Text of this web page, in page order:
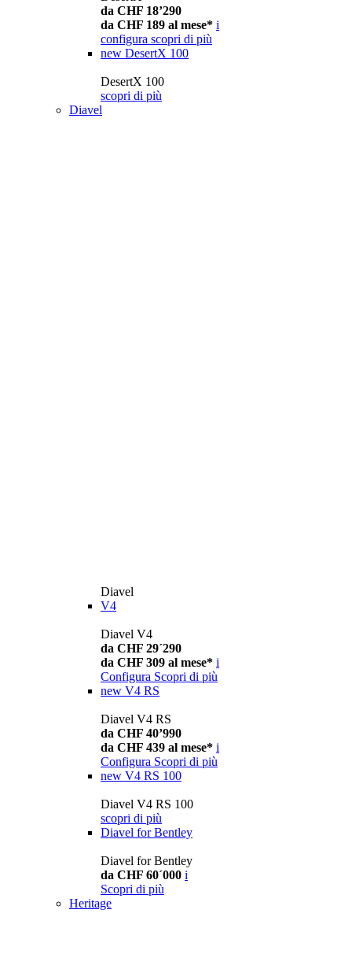
da CHF 18’290
da CHF 189 al mese* i
configura scopri di più
new DesertX 100
DesertX 100
scopri di più
Diavel
Diavel
V4
Diavel V4
da CHF 29´290
da CHF 309 al mese* i
Configura Scopri di più
new V4 RS
Diavel V4 RS
da CHF 40’990
da CHF 439 al mese* i
Configura Scopri di più
new V4 RS 100
Diavel V4 RS 100
scopri di più
Diavel for Bentley
Diavel for Bentley
da CHF 60´000 i
Scopri di più
Heritage